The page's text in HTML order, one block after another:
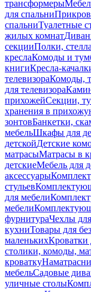
трансформеры
для спальни
спальниТуалетные
жилых комнат
секцииПолки,
креслаКомоды и
книгиКресла-
телевизораКомоды,
для телевизора
прихожейСекции,
хранения в
зонтовБанкетки,
мебельШкафы для
детскойДетские
матрасыМатрасы в
детскиеМебель для
аксессуары
стульев
для мебели
мебели
фурнитураЧехлы
кухниТовары для
маленькихКроватки
столики, комоды,
кроватку
мебельСадовые
уличные столы